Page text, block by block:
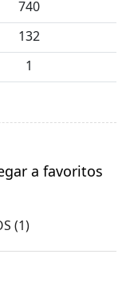
740
132
1
a favoritos
(1)